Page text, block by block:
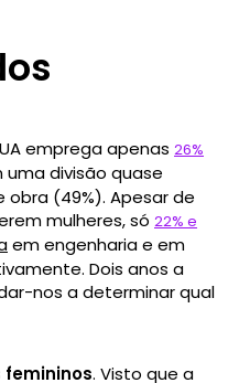
emprega apenas 26%
divisão quase
(49%). Apesar de
mulheres, só 22% e
em engenharia e em
Dois anos a
nos a determinar qual
femininos. Visto que a